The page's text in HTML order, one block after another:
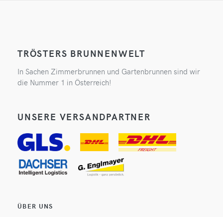
TRÖSTERS BRUNNENWELT
In Sachen Zimmerbrunnen und Gartenbrunnen sind wir
die Nummer 1 in Österreich!
UNSERE VERSANDPARTNER
ÜBER UNS